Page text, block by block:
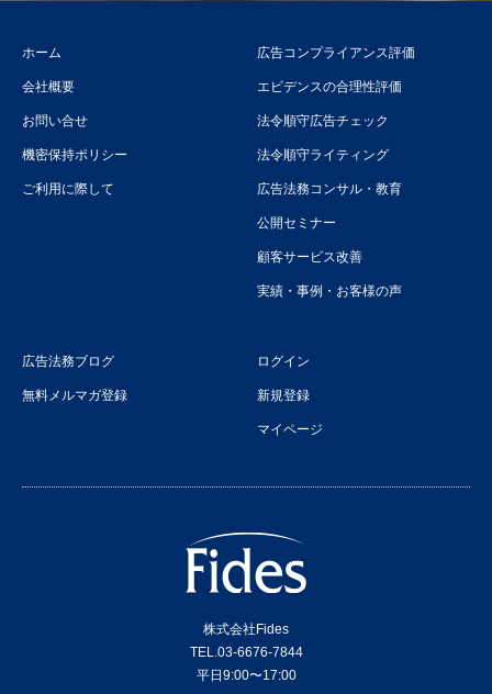
ホーム
会社概要
お問い合せ
機密保持ポリシー
ご利用に際して
広告コンプライアンス評価
エビデンスの合理性評価
法令順守広告チェック
法令順守ライティング
広告法務コンサル・教育
公開セミナー
顧客サービス改善
実績・事例・お客様の声
広告法務ブログ
無料メルマガ登録
ログイン
新規登録
マイページ
株式会社Fides
TEL.03-6676-7844
平日9:00〜17:00